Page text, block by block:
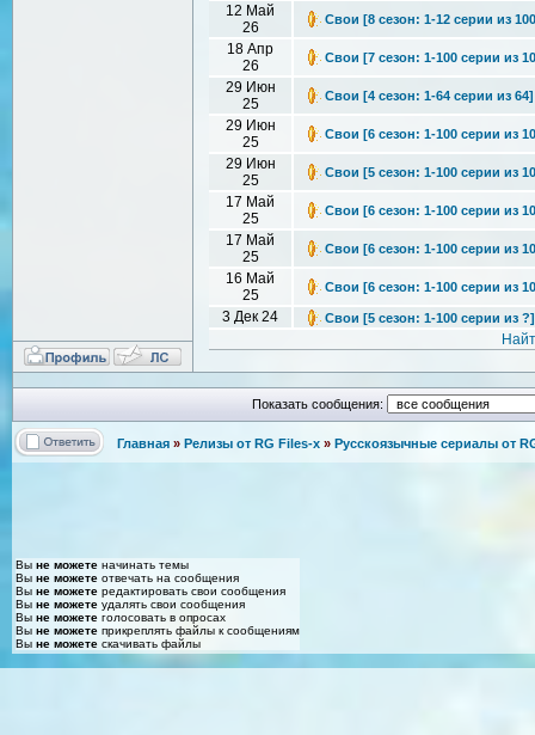
12 Май
26
Свои [8 сезон: 1-12 серии из
18 Апр
26
Свои [7 сезон: 1-100 серии из
29 Июн
25
Свои [4 сезон: 1-64 серии из
29 Июн
25
Свои [6 сезон: 1-100 серии из
29 Июн
25
Свои [5 сезон: 1-100 серии из
17 Май
25
Свои [6 сезон: 1-100 серии из
17 Май
25
Свои [6 сезон: 1-100 серии из
16 Май
25
Свои [6 сезон: 1-100 серии из
3 Дек 24 Свои [5 сезон: 1-100 серии из
Показать сообщения:
Главная » Релизы от RG Files-x » Русскоязычные сериалы от
Вы не можете начинать темы
Вы не можете отвечать на сообщения
Вы не можете редактировать свои сообщения
Вы не можете удалять свои сообщения
Вы не можете голосовать в опросах
Вы не можете прикреплять файлы к сообщениям
Вы не можете скачивать файлы